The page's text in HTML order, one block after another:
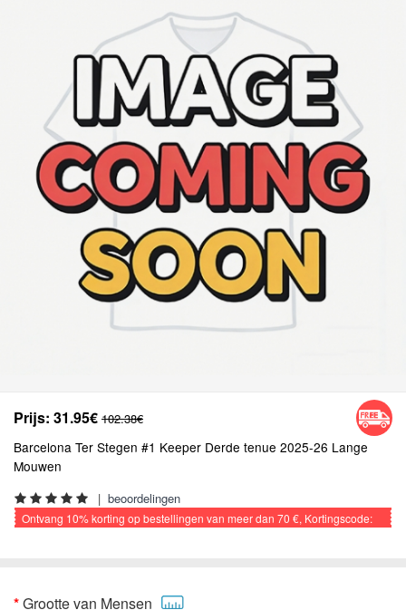
Prijs: 31.95€ 102.38€
Barcelona Ter Stegen #1 Keeper Derde tenue 2025-26 Lange
Mouwen
| beoordelingen
Ontvang 10%korting op bestellingen van meer dan 70 €, Kortingscode:
Grootte van Mensen